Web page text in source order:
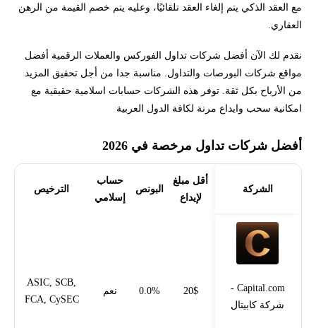
مع العقد الذكي يتم إلغاء العقد تلقائيًا، وعليه يتم خصم القيمة من الرهن
العقاري.
نقدم لك الآن أفضل شركات تداول الفوركس والعملات الرقمية أفضل
مواقع شركات البورصات والتداول. مناسبة جدا من أجل تحقيق المزيد
من الأرباح بكل ثقة. توفر هذه الشركات حسابات اسلامية حقيقية مع
امكانية سحب وايداع مرنة لكافة الدول العربية
أفضل شركات تداول مرخصة في 2026
الشركة
أقل مبلغ
لإيداع
البونص
حساب
إسلامي
الترخيص
Capital.com -
شركة كابيتال
20$
0.0% نعم
ASIC, SCB,
FCA, CySEC